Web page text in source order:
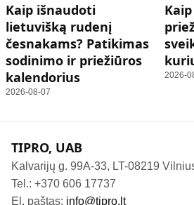
Kaip išnaudoti
lietuvišką rudenį
česnakams? Patikimas
sodinimo ir priežiūros
kalendorius
2026-08-07
2026-
TIPRO, UAB
Kalvarijų g. 99A-33, LT-08219
Tel.: +370 606 17737
El. paštas: info@tipro.lt